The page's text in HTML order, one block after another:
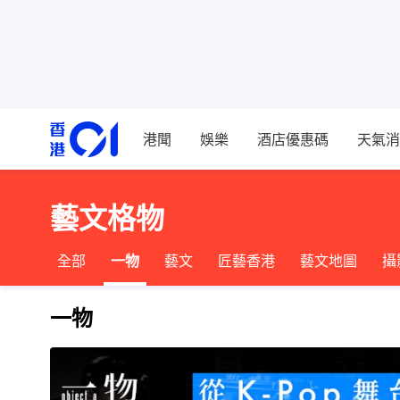
港聞 娛樂 酒店優惠碼 天氣
藝文格物
全部 一物 藝文 匠藝香港 藝文地圖 攝
一物